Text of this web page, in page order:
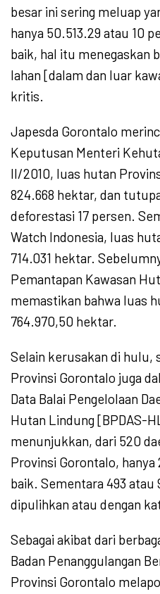
besar ini sering meluap
hanya 50.513.29 atau 10
baik, hal itu menegaskan
lahan [dalam dan luar
kritis.
Japesda Gorontalo
Keputusan Menteri
II/2010, luas hutan
824.668 hektar, dan
deforestasi 17 persen.
Watch Indonesia, luas
714.031 hektar.
Pemantapan Kawasan
memastikan bahwa luas
764.970,50 hektar.
Selain kerusakan di hulu,
Provinsi Gorontalo juga
Data Balai Pengelolaan
Hutan Lindung [BPDAS-
menunjukkan, dari 520
Provinsi Gorontalo, hanya
baik. Sementara 493 atau
dipulihkan atau dengan
Sebagai akibat dari
Badan Penanggulangan
Provinsi Gorontalo